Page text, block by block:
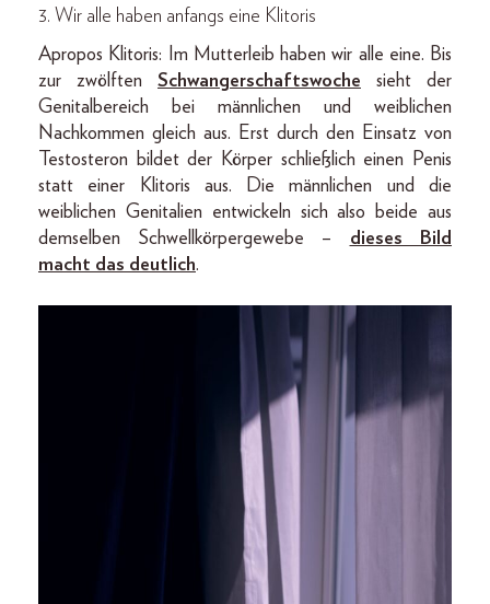
3. Wir alle haben anfangs eine Klitoris
Apropos Klitoris: Im Mutterleib haben wir alle eine. Bis
zur zwölften Schwangerschaftswoche sieht der
Genitalbereich bei männlichen und weiblichen
Nachkommen gleich aus. Erst durch den Einsatz von
Testosteron bildet der Körper schließlich einen Penis
statt einer Klitoris aus. Die männlichen und die
weiblichen Genitalien entwickeln sich also beide aus
demselben Schwellkörpergewebe – dieses Bild
macht das deutlich.